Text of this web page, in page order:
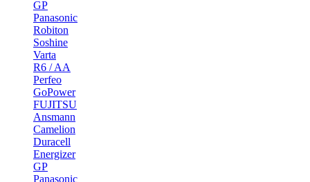
GP
Panasonic
Robiton
Soshine
Varta
R6 / AA
Perfeo
GoPower
FUJITSU
Ansmann
Camelion
Duracell
Energizer
GP
Panasonic